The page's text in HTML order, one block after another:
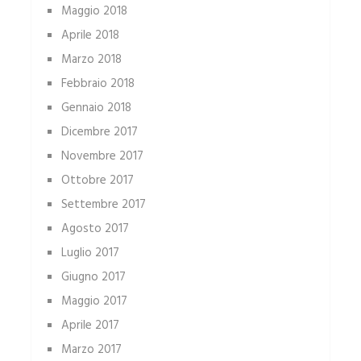
Maggio 2018
Aprile 2018
Marzo 2018
Febbraio 2018
Gennaio 2018
Dicembre 2017
Novembre 2017
Ottobre 2017
Settembre 2017
Agosto 2017
Luglio 2017
Giugno 2017
Maggio 2017
Aprile 2017
Marzo 2017